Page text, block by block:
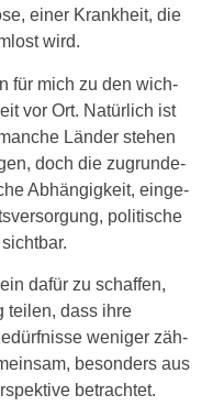
einer Krankheit, die
wird.
für mich zu den wich­
vor Ort. Natürlich ist
Länder ste­hen
doch die zugrun­de­
Abhängigkeit, ein­ge­
poli­ti­sche
dafür zu schaf­fen,
tei­len, dass ihre
weni­ger zäh­
beson­ders aus
betrach­tet.